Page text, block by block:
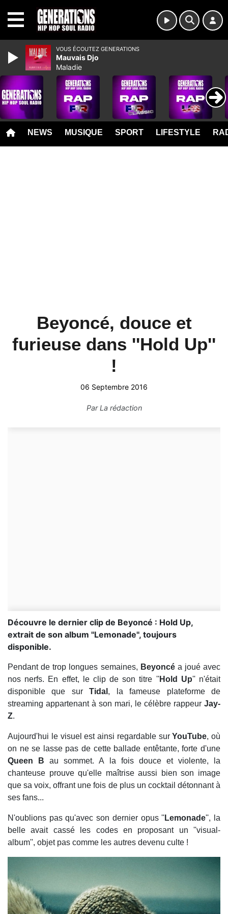
NEWS MUSIQUE SPORT LIFESTYLE
Beyoncé, douce et
furieuse dans ''Hold Up''
!
06 Septembre 2016
ParLa rédaction
Découvre le dernier clip de Beyoncé : Hold Up,
extrait de son album ''Lemonade'', toujours
disponible.
Pendant de trop longues semaines, Beyoncé a joué avec
nos nerfs. En effet, le clip de son titre ''Hold Up'' n'était
disponible que surTidal , la fameuse plateforme de
streaming appartenant à son mari, le célèbre rappeur Jay-
Z.
Aujourd'hui le visuel est ainsi regardable surYouTube, où
on ne se lasse pas de cette ballade entêtante, forte d'une
Queen B au sommet. A la fois douce et violente, la
chanteuse prouve qu'elle maîtrise aussi bien son image
que sa voix, offrant une fois de plus un cocktail détonnant à
ses fans...
N'oublions pas qu'avec son dernier opus ''Lemonade'', la
belle avait cassé les codes en proposant un ''visual-
album'', objet pas comme les autres devenu culte !
VOUS ÉCOUTEZ GENERATIONS
Mauvais Djo
Maladie